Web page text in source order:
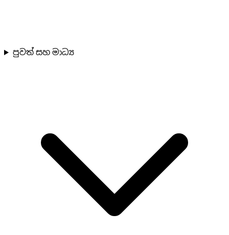
පුවත් සහ මාධ්‍ය